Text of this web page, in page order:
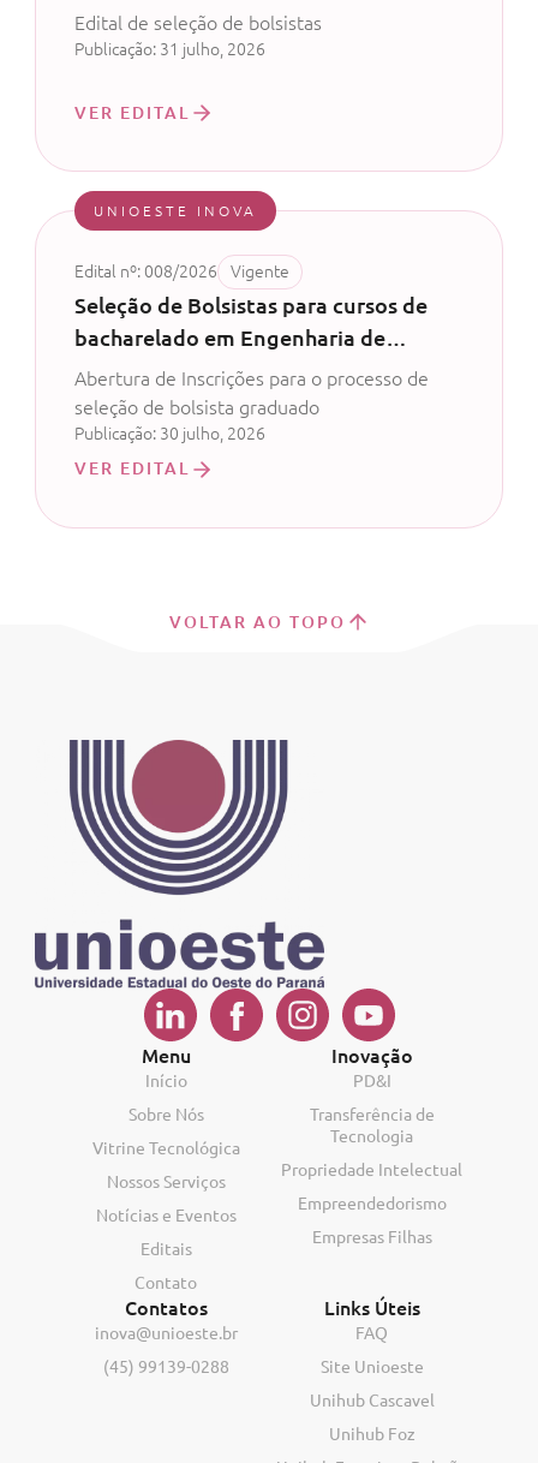
de probiótico com permeado de soro
de leite - CV 52/2024
Edital de seleção de bolsistas
Publicação: 31 julho, 2026
VER EDITAL
UNIOESTE INOVA
Edital nº: 008/2026 Vigente
Seleção de Bolsistas para cursos de
bacharelado em Engenharia de
Software, Análise e Desenvolvimento
de Sistemas ou Ciência da
Computação
Abertura de Inscrições para o processo de
seleção de bolsista graduado
Publicação: 30 julho, 2026
VER EDITAL
VOLTAR AO TOPO
Menu
Início
Sobre Nós
Vitrine Tecnológica
Nossos Serviços
Notícias e Eventos
Editais
Contato
Inovação
PD&I
Transferência de
Tecnologia
Propriedade Intelectual
Empreendedorismo
Empresas Filhas
Contatos
inova@unioeste.br
(45) 99139-0288
Links Úteis
FAQ
Site Unioeste
Unihub Cascavel
Unihub Foz